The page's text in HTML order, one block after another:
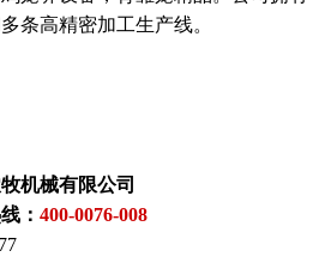
条高精密加工生产线。
机械有限公司
： 400-0076-008